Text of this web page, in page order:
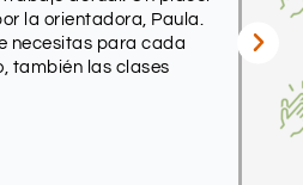
la orientadora, Paula.
necesitas para cada
también las clases